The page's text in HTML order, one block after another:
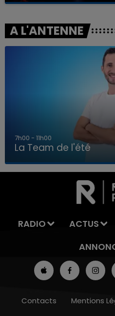
LA TEAM DE L'ÉTÉ
A L'ANTENNE
7h00 - 11h00
La Team de l'été
RADIO ACTUS
Contacts Mentions